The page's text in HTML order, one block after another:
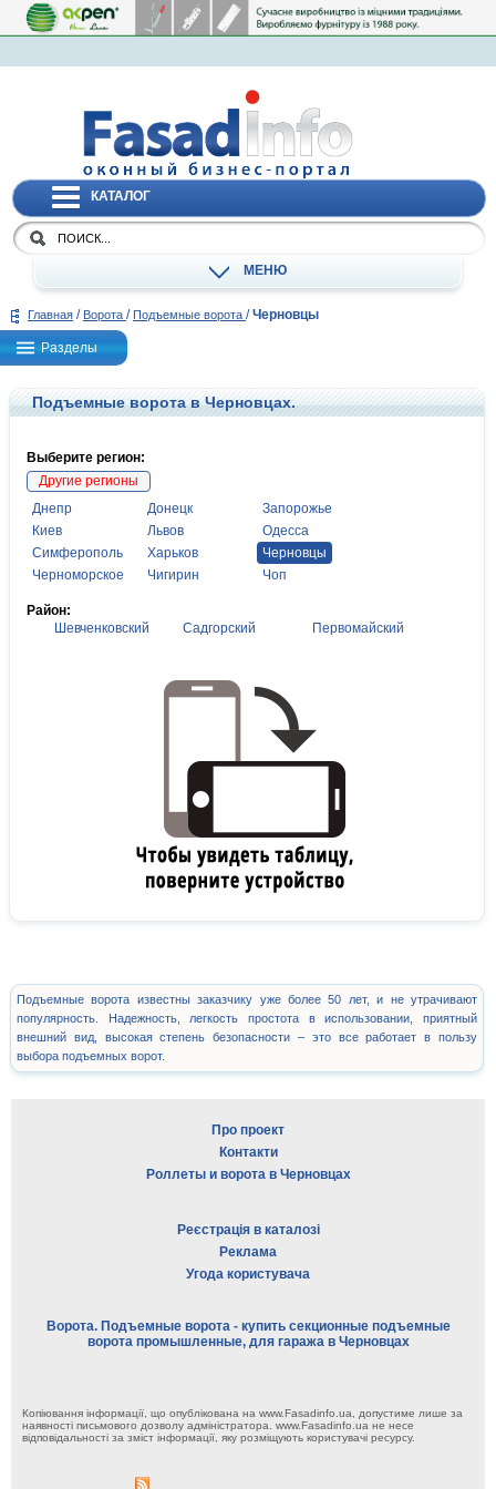
КАТАЛОГ
МЕНЮ
Главная / Ворота / Подъемные ворота / Черновцы
Разделы
Подъемные ворота в Черновцах.
Выберите регион:
Другие регионы
Днепр
Донецк
Запорожье
Киев
Львов
Одесса
Симферополь
Харьков
Черновцы
Черноморское
Чигирин Чоп
Район:
Шевченковский
Садгорский Первомайский
Подъемные ворота известны заказчику уже более 50 лет, и не утрачивают
популярность. Надежность, легкость простота в использовании, приятный
внешний вид, высокая степень безопасности – это все работает в пользу
выбора подъемных ворот.
Про проект
Контакти
Роллеты и ворота в Черновцах
Реєстрація в каталозі
Реклама
Угода користувача
Ворота. Подъемные ворота - купить секционные подъемные
ворота промышленные, для гаража в Черновцах
Копіювання інформації, що опублікована на www.Fasadinfo.ua, допустиме лише за
наявності письмового дозволу адміністратора. www.Fasadinfo.ua не несе
відповідальності за зміст інформації, яку розміщують користувачі ресурсу.